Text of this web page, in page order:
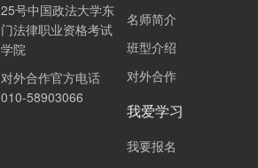
25号中国政法大学东
门法律职业资格考试
学院
对外合作官方电话
010-58903066
名师简介
班型介绍
对外合作
我爱学习
我要报名